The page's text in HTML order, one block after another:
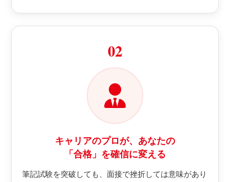
02
キャリアのプロが、あなたの
「合格」を確信に変える
筆記試験を突破しても、面接で挫折しては意味があり